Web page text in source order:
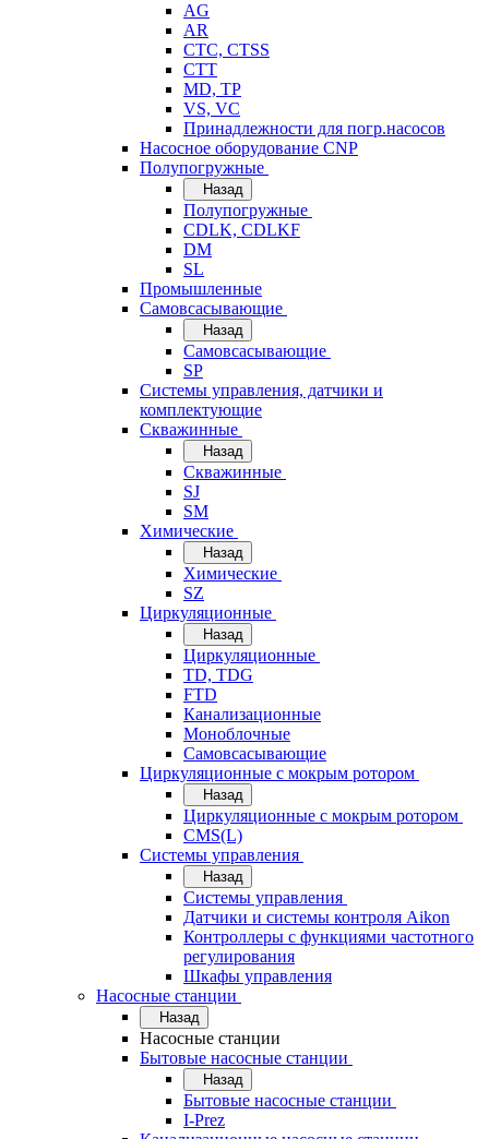
AG
AR
CTC, CTSS
CTT
MD, TP
VS, VC
Принадлежности для погр.насосов
Насосное оборудование CNP
Полупогружные
Назад
Полупогружные
CDLK, CDLKF
DM
SL
Промышленные
Самовсасывающие
Назад
Самовсасывающие
SP
Системы управления, датчики и
комплектующие
Скважинные
Назад
Скважинные
SJ
SM
Химические
Назад
Химические
SZ
Циркуляционные
Назад
Циркуляционные
TD, TDG
FTD
Канализационные
Моноблочные
Самовсасывающие
Циркуляционные с мокрым ротором
Назад
Циркуляционные с мокрым ротором
CMS(L)
Системы управления
Назад
Системы управления
Датчики и системы контроля Aikon
Контроллеры с функциями частотного
регулирования
Шкафы управления
Насосные станции
Назад
Насосные станции
Бытовые насосные станции
Назад
Бытовые насосные станции
I-Prez